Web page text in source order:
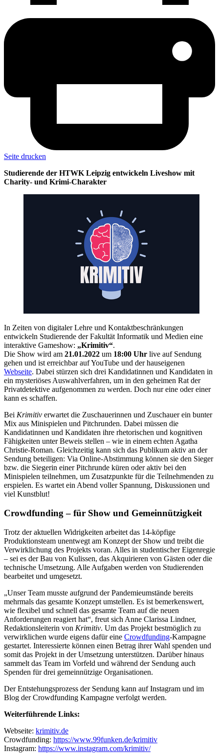
Seite drucken
Studierende der HTWK Leipzig entwickeln Liveshow mit
Charity- und Krimi-Charakter
In Zeiten von digitaler Lehre und Kontaktbeschränkungen
entwickeln Studierende der Fakultät Informatik und Medien eine
interaktive Gameshow: „Krimitiv“.
Die Show wird am 21.01.2022 um 18:00 Uhr live auf Sendung
gehen und ist erreichbar auf YouTube und der hauseigenen
Webseite. Dabei stürzen sich drei Kandidatinnen und Kandidaten in
ein mysteriöses Auswahlverfahren, um in den geheimen Rat der
Privatdetektive aufgenommen zu werden. Doch nur eine oder einer
kann es schaffen.
Bei Krimitiv erwartet die Zuschauerinnen und Zuschauer ein bunter
Mix aus Minispielen und Pitchrunden. Dabei müssen die
Kandidatinnen und Kandidaten ihre rhetorischen und kognitiven
Fähigkeiten unter Beweis stellen – wie in einem echten Agatha
Christie-Roman. Gleichzeitig kann sich das Publikum aktiv an der
Sendung beteiligen: Via Online-Abstimmung können sie den Sieger
bzw. die Siegerin einer Pitchrunde küren oder aktiv bei den
Minispielen teilnehmen, um Zusatzpunkte für die Teilnehmenden zu
erspielen. Es wartet ein Abend voller Spannung, Diskussionen und
viel Kunstblut!
Crowdfunding – für Show und Gemeinnützigkeit
Trotz der aktuellen Widrigkeiten arbeitet das 14-köpfige
Produktionsteam unentwegt am Konzept der Show und treibt die
Verwirklichung des Projekts voran. Alles in studentischer Eigenregie
– sei es der Bau von Kulissen, das Akquirieren von Gästen oder die
technische Umsetzung. Alle Aufgaben werden von Studierenden
bearbeitet und umgesetzt.
„Unser Team musste aufgrund der Pandemieumstände bereits
mehrmals das gesamte Konzept umstellen. Es ist bemerkenswert,
wie flexibel und schnell das gesamte Team auf die neuen
Anforderungen reagiert hat“, freut sich Anne Clarissa Lindner,
Redaktionsleiterin von Krimitiv. Um das Projekt bestmöglich zu
verwirklichen wurde eigens dafür eine Crowdfunding-Kampagne
gestartet. Interessierte können einen Betrag ihrer Wahl spenden und
somit das Projekt in der Umsetzung unterstützen. Darüber hinaus
sammelt das Team im Vorfeld und während der Sendung auch
Spenden für drei gemeinnützige Organisationen.
Der Entstehungsprozess der Sendung kann auf Instagram und im
Blog der Crowdfunding Kampagne verfolgt werden.
Weiterführende Links:
Webseite: krimitiv.de
Crowdfunding: https://www.99funken.de/krimitiv
Instagram: https://www.instagram.com/krimitiv/